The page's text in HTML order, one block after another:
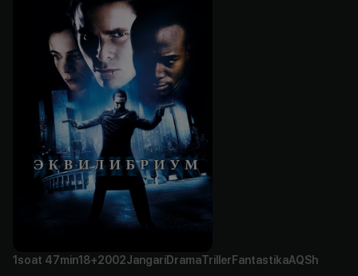
1soat 47min18+2002JangariDramaTriller FantastikaAQSh